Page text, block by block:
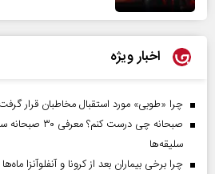
اخبار ویژه
چرا «طوبی» مورد استقبال مخاطبان قرار
صبحانه چی درست
سلیقه‌ها
چرا برخی بیماران بعد از کرونا و آنفلوآنزا